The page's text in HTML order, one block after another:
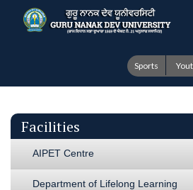
Sports
Facilities
AIPET Centre
Department of Lifelong Learning